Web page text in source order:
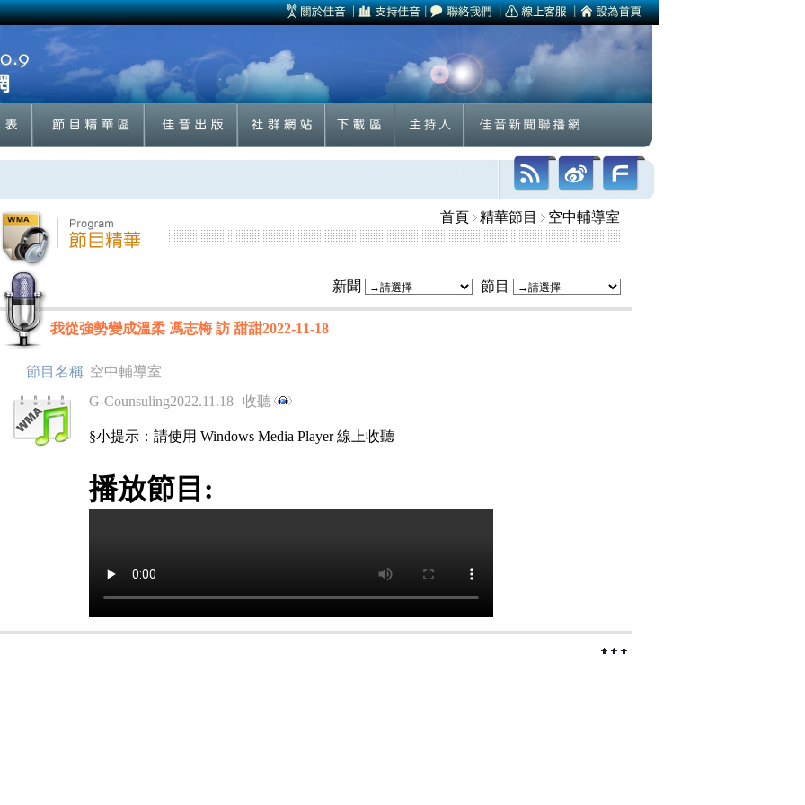
首頁 精華節目 空中輔導室
新聞 節目
我從強勢變成溫柔 馮志梅 訪 甜甜2022-11-18
節目名稱 空中輔導室
G-Counsuling2022.11.18
收聽
§小提示：請使用 Windows Media Player 線上收聽
播放節目: